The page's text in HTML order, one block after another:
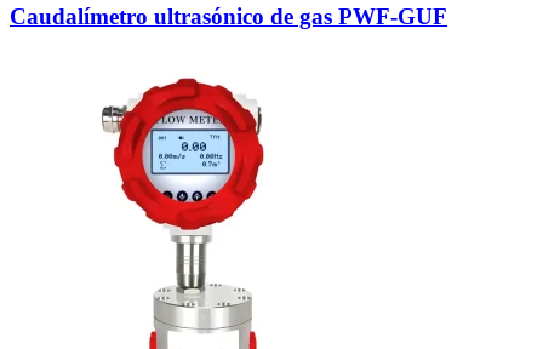
Caudalímetro ultrasónico de gas PWF-GUF